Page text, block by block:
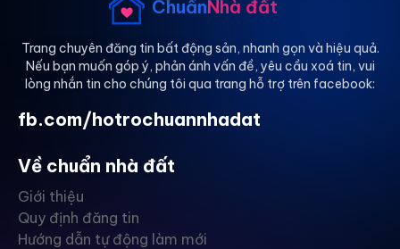
ChuẩnNhà đất
Trang chuyên đăng tin bất động sản, nhanh gọn và hiệu quả.
Nếu bạn muốn góp ý, phản ánh vấn đề, yêu cầu xoá tin, vui
lòng nhắn tin cho chúng tôi qua trang hỗ trợ trên facebook:
fb.com/hotrochuannhadat
Về chuẩn nhà đất
Giới thiệu
Quy định đăng tin
Hướng dẫn tự động làm mới